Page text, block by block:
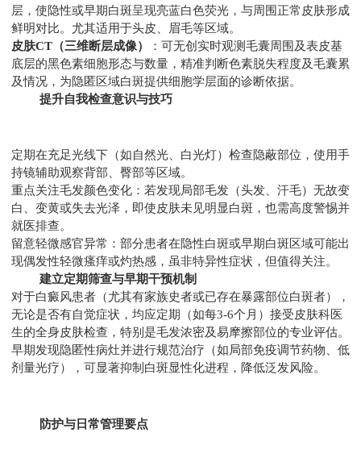
层，使隐性或早期白斑呈现亮蓝白色荧光，与周围正常皮肤形成
鲜明对比。尤其适用于头皮、眉毛等区域。
皮肤CT（三维断层成像）
：可无创实时观测毛囊周围及表皮基
底层的黑色素细胞形态与数量，精准判断色素脱失程度及毛囊累
及情况，为隐匿区域白斑提供细胞学层面的诊断依据。
提升自我检查意识与技巧
定期在充足光线下（如自然光、白光灯）检查隐蔽部位，使用手
持镜辅助观察背部、臀部等区域。
重点关注毛发颜色变化：若发现局部毛发（头发、汗毛）无故变
白、变黄或失去光泽，即使皮肤未见明显白斑，也需高度警惕并
就医排查。
留意轻微感官异常：部分患者在隐性白斑或早期白斑区域可能出
现偶发性轻微瘙痒或灼热感，虽非特异性症状，但值得关注。
建立定期筛查与早期干预机制
对于白癜风患者（尤其有家族史者或已存在暴露部位白斑者），
无论是否有自觉症状，均应定期（如每3-6个月）接受皮肤科医
生的全身皮肤检查，特别是毛发浓密及易摩擦部位的专业评估。
早期发现隐匿性病灶并进行规范治疗（如局部免疫调节药物、低
剂量光疗），可显著抑制白斑显性化进程，降低泛发风险。
防护与日常管理要点